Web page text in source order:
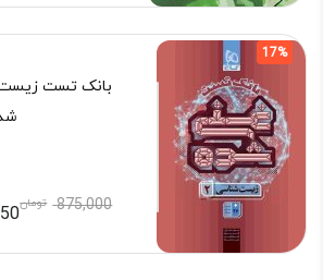
17%
بانک تست
875,000 تومان